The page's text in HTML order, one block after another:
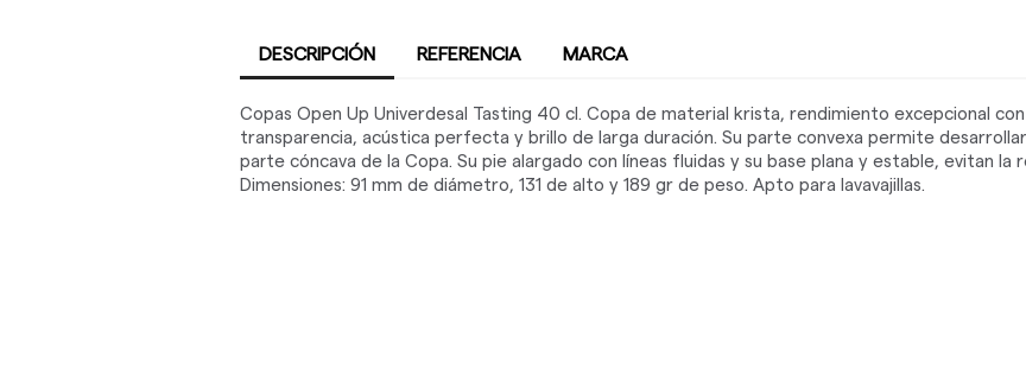
DESCRIPCIÓN REFERENCIA MARCA
Copas Open Up Univerdesal Tasting 40 cl. Copa de material krista, rendimiento excepcional
transparencia, acústica perfecta y brillo de larga duración. Su parte convexa permite
parte cóncava de la Copa. Su pie alargado con líneas fluidas y su base plana y estable, evitan la
Dimensiones: 91 mm de diámetro, 131 de alto y 189 gr de peso. Apto para lavavajillas.